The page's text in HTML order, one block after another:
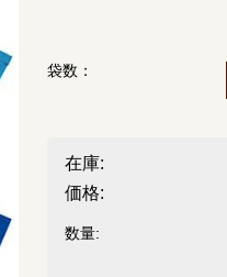
袋数：
在庫:
価格:
数量: